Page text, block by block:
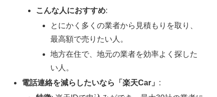
こんな人におすすめ:
とにかく多くの業者から見積もりを取り、
最高額で売りたい人。
地方在住で、地元の業者を効率よく探した
い人。
電話連絡を減らしたいなら「楽天Car」 :